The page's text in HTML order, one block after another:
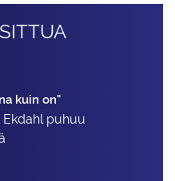
kuin on"
puhuu